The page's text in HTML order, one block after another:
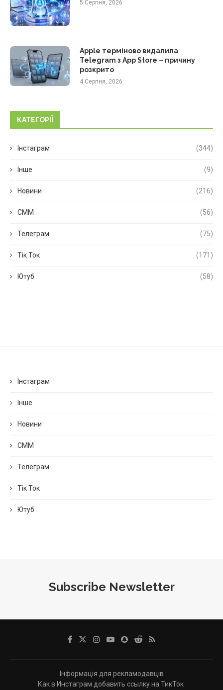
5 Серпня, 2026
Apple терміново видалила
Telegram з App Store – причину
розкрито
4 Серпня, 2026
КАТЕГОРІЇ
Інстаграм (344)
Інше (9)
Новини (216)
СММ (56)
Телеграм (75)
Тік Ток (171)
Ютуб (58)
Інстаграм
Інше
Новини
СММ
Телеграм
Тік Ток
Ютуб
Subscribe Newsletter
Інформація для рекламодавців
Как в Инстаграм добавить ссылку на ТикТок